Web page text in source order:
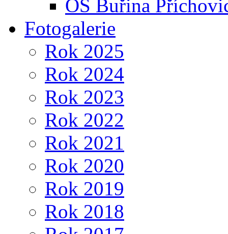
OS Buřina
Fotogalerie
Rok 2025
Rok 2024
Rok 2023
Rok 2022
Rok 2021
Rok 2020
Rok 2019
Rok 2018